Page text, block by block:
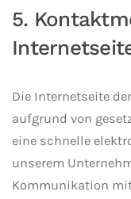
5.
Die Internetseite
aufgrund von
eine schnelle
unserem
Kommunikation